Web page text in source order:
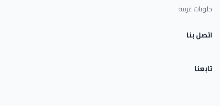
حلويات غربية
اتصل بنا
تابعنا